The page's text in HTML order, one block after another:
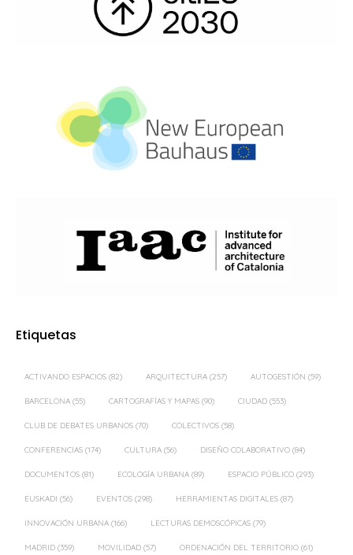
Etiquetas
ACTIVANDO ESPACIOS (82) ARQUITECTURA (257) AUTOGESTIÓN (59)
BARCELONA (55) CARTOGRAFÍAS Y MAPAS (90) CIUDAD (553)
CLUB DE DEBATES URBANOS (70) COLECTIVOS (58)
CONFERENCIAS (174) CULTURA (56) DISEÑO COLABORATIVO (84)
DOCUMENTOS (81) ECOLOGÍA URBANA (89) ESPACIO PÚBLICO (293)
EUSKADI (56) EVENTOS (298) HERRAMIENTAS DIGITALES (87)
INNOVACIÓN URBANA (166) LECTURAS DEMOSCÓPICAS (79)
MADRID (359) MOVILIDAD (57) ORDENACIÓN DEL TERRITORIO (61)